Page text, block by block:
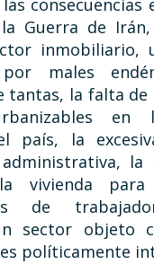
consecuencias
Guerra de
inmobiliario,
males
tantas, la falta de
en
país, la
la
vivienda para
de
sector objeto
políticamente